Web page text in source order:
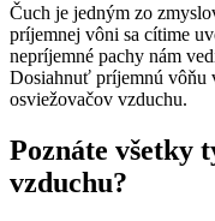
Čuch je jedným zo
príjemnej vôni sa cítime
nepríjemné pachy nám
Dosiahnuť príjemnú vôňu
osviežovačov vzduchu.
Poznáte všetky
vzduchu?